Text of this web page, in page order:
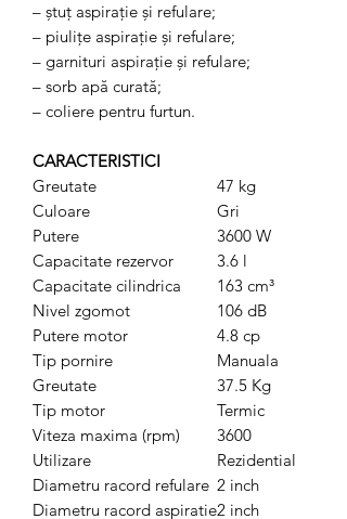
– ștuţ aspiraţie și refulare;
– piuliţe aspiraţie și refulare;
– garnituri aspiraţie și refulare;
– sorb apă curată;
– coliere pentru furtun.
CARACTERISTICI
Greutate
47 kg
Culoare
Gri
Putere
3600 W
Capacitate rezervor
3.6 l
Capacitate cilindrica
163 cm³
Nivel zgomot
106 dB
Putere motor
4.8 cp
Tip pornire
Manuala
Greutate
37.5 Kg
Tip motor
Termic
Viteza maxima (rpm)
3600
Utilizare
Rezidential
Diametru racord refulare 2 inch
Diametru racord aspiratie2 inch